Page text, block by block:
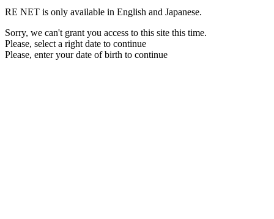
RE NET is only available in English and Japanese.
Sorry, we can't grant you access to this site this time.
Please, select a right date to continue
Please, enter your date of birth to continue